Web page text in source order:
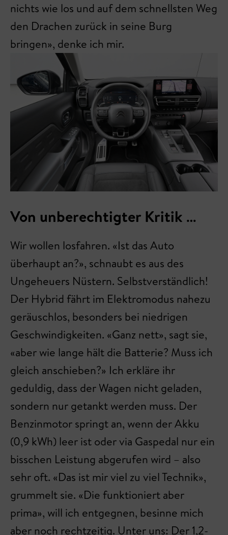
nichts wie los und auf dem schnellsten Weg
den Drachen zurück in seine Burg
bringen», denke ich mir.
Von unberechtigter Kritik …
Wir wollen losfahren. «Ist das Auto
überhaupt an?», schnaubt es aus des
Ungeheuers Nüstern. Selbstverständlich!
Der Hybrid fährt im Elektromodus nahezu
geräuschlos, besonders bei niedrigen
Geschwindigkeiten. «Ganz nett», sagt sie,
«aber wie lange hält die Batterie? Muss ich
gleich anschieben?» Ich erkläre ihr
geduldig, dass der Wagen nicht geladen,
sondern nur getankt werden muss. Der
Benzin­motor springt an, wenn der Akku
(0,9 kWh) leer ist oder via Gaspedal nur ein
bisschen Leistung abgerufen wird – also
sehr oft. «Das ist mir viel zu viel Technik»,
grummelt sie. «Die funktioniert aber
prima», will ich entgegnen, besinne mich
aber noch rechtzeitig. Unter uns: Der 1,2-